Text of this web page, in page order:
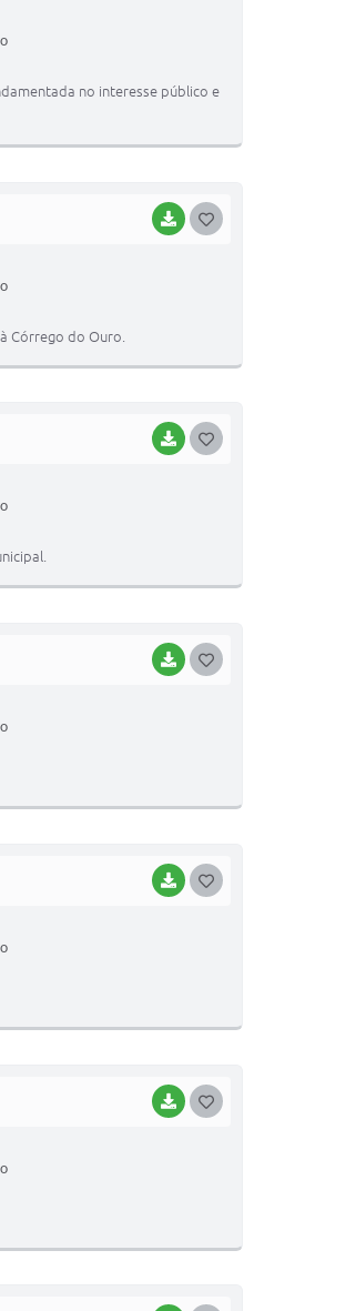
I
no interesse público e
BAIXAR
Córrego do Ouro.
BAIXAR
BAIXAR
BAIXAR
BAIXAR